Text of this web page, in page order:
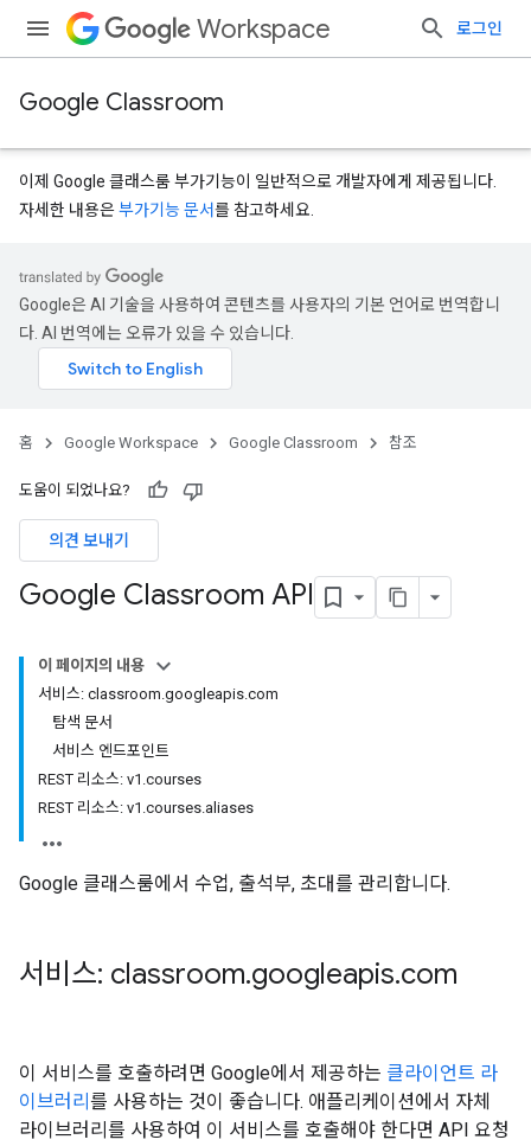
Workspace 로그인
Google Classroom
이제 Google 클래스룸 부가기능이 일반적으로 개발자에게 제공됩니다.
자세한 내용은부가기능 문서를 참고하세요.
Google은 AI 기술을 사용하여 콘텐츠를 사용자의 기본 언어로 번역합니
다. AI 번역에는 오류가 있을 수 있습니다.
홈 Google Workspace Google Classroom 참조
도움이 되었나요?
의견 보내기
Google Classroom API
이 페이지의 내용
서비스: classroom.googleapis.com
탐색 문서
서비스 엔드포인트
REST 리소스: v1.courses
REST 리소스: v1.courses.aliases
Google 클래스룸에서 수업, 출석부, 초대를 관리합니다.
서비스: classroom.googleapis.com
이 서비스를 호출하려면 Google에서 제공하는 클라이언트 라
이브러리 를 사용하는 것이 좋습니다. 애플리케이션에서 자체
라이브러리를 사용하여 이 서비스를 호출해야 한다면 API 요청